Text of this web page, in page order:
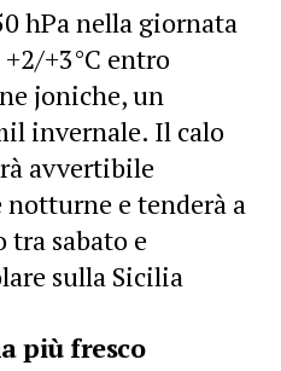
hPa nella giornata
+3°C entro
joniche, un
invernale. Il calo
avvertibile
e tenderà a
sabato e
sulla Sicilia
più fresco